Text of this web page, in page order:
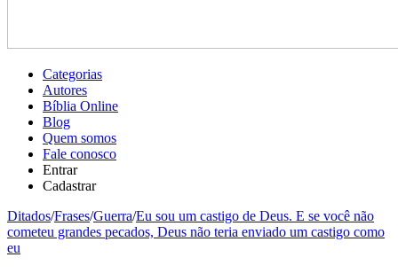
Categorias
Autores
Bíblia Online
Blog
Quem somos
Fale conosco
Entrar
Cadastrar
Ditados/Frases/Guerra/Eu sou um castigo de Deus. E se você não
cometeu grandes pecados, Deus não teria enviado um castigo como
eu